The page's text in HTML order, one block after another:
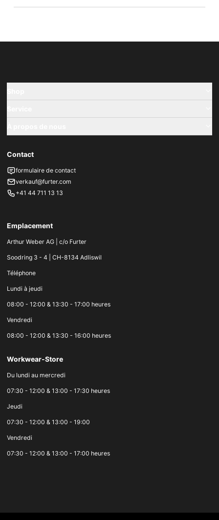
Contact
formulaire de contact
verkauf@furter.com
+41 44 711 13 13
Emplacement
Arthur Weber AG | c/o Furter
Soodring 3 - 4 | CH-8134 Adliswil
Téléphone
Lundi à jeudi
08:00 - 12:00 & 13:30 - 17:00 heures
Vendredi
08:00 - 12:00 & 13:30 - 16:00 heures
Workwear-Store
Du lundi au mercredi
07:30 - 12:00 & 13:00 - 17:30 heures
Jeudi
07:30 - 12:00 & 13:00 - 19:00
Vendredi
07:30 - 12:00 & 13:00 - 17:00 heures